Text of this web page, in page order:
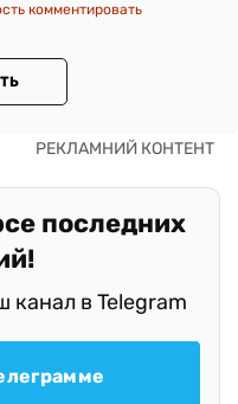
комментировать
последних
канал в Telegram